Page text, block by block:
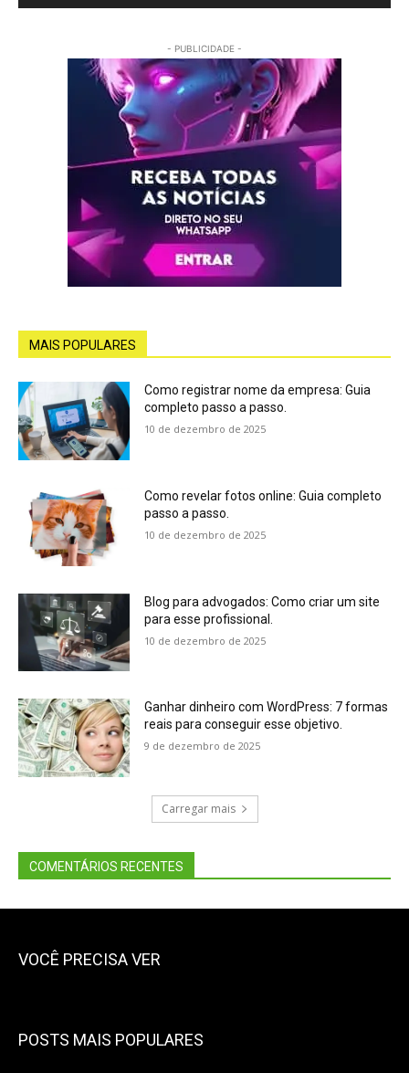
- PUBLICIDADE -
MAIS POPULARES
Como registrar nome da empresa: Guia
completo passo a passo.
10 de dezembro de 2025
Como revelar fotos online: Guia completo
passo a passo.
10 de dezembro de 2025
Blog para advogados: Como criar um site
para esse profissional.
10 de dezembro de 2025
Ganhar dinheiro com WordPress: 7 formas
reais para conseguir esse objetivo.
9 de dezembro de 2025
Carregar mais
COMENTÁRIOS RECENTES
VOCÊ PRECISA VER
POSTS MAIS POPULARES